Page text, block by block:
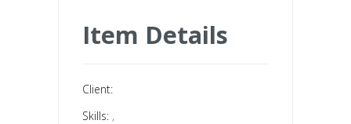
Item Details
Client:
Skills: ,